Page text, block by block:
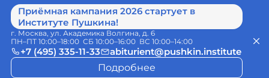
Приёмная кампания 2026 стартует в
Институте Пушкина!
г. Москва, ул. Академика Волгина, д. 6
ПН–ПТ 10:00–18:00 СБ 10:00–16:00 ВС 10:00–14:00
+7 (495) 335-11-33
abiturient@pushkin.institute
Подробнее